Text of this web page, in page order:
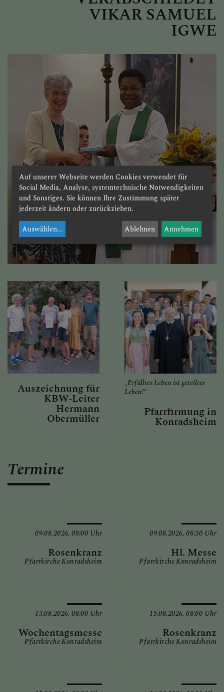
VIKAR SAMUEL
IGWE
Auszeichnung für
KBW-Leiter
Hermann
Obermüller
„Erfülltes Leben ist geteiltes
Leben!“
Pfarrfirmung in
Konradsheim
Termine
09.08.2026,08:00 Uhr
Rosenkranz
Pfarrkirche Konradsheim
09.08.2026,08:30 Uhr
Hl. Messe
Pfarrkirche Konradsheim
13.08.2026,08:00 Uhr
Wochentagsmesse
Pfarrkirche Konradsheim
15.08.2026,08:00 Uhr
Rosenkranz
Pfarrkirche Konradsheim
Auf unserer Webseite werden Cookies verwendet für
Social Media, Analyse, systemtechnische Notwendigkeiten
und Sonstiges. Sie können Ihre Zustimmung später
jederzeit ändern oder zurückziehen.
Auswählen... Ablehnen Annehmen